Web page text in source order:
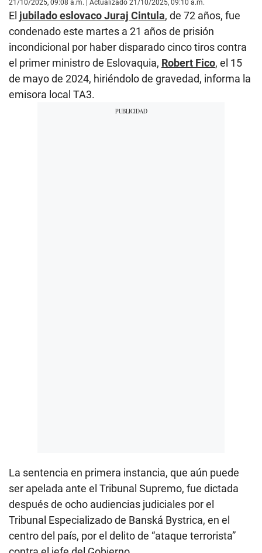
21/10/2025, 09:08 a.m. | Actualizado 21/10/2025, 09:10 a.m.
El jubilado eslovaco Juraj Cintula, de 72 años, fue
condenado este martes a 21 años de prisión
incondicional por haber disparado cinco tiros contra
el primer ministro de Eslovaquia, Robert Fico, el 15
de mayo de 2024, hiriéndolo de gravedad, informa la
emisora local TA3.
La sentencia en primera instancia, que aún puede
ser apelada ante el Tribunal Supremo, fue dictada
después de ocho audiencias judiciales por el
Tribunal Especializado de Banská Bystrica, en el
centro del país, por el delito de “ataque terrorista”